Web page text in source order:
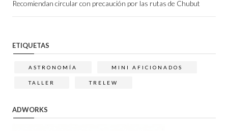
Recomiendan circular con precaución por las rutas de Chubut
ETIQUETAS
ASTRONOMÍA MINI AFICIONADOS
TALLER TRELEW
ADWORKS